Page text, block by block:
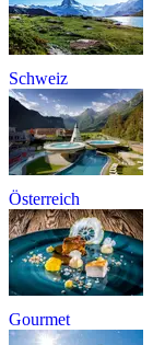
Schweiz
Österreich
Gourmet